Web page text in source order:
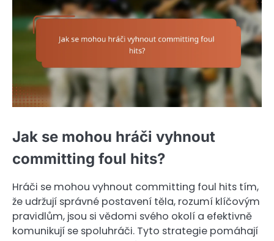
Jak se mohou hráči vyhnout
committing foul hits?
Hráči se mohou vyhnout committing foul hits tím,
že udržují správné postavení těla, rozumí klíčovým
pravidlům, jsou si vědomi svého okolí a efektivně
komunikují se spoluhráči. Tyto strategie pomáhají